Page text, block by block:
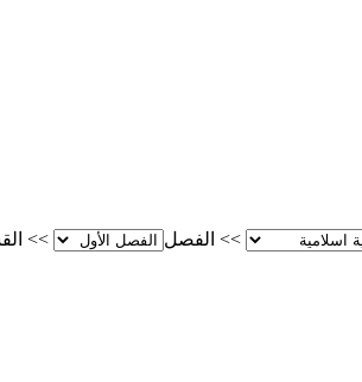
>> الفصل >>